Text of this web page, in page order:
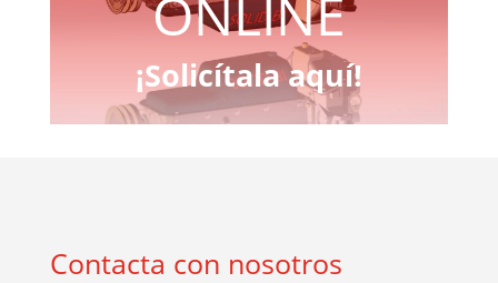
ONLINE
¡Solicítala aquí!
Contacta con nosotros